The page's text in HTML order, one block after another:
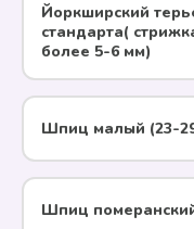
Йоркширский
стандарта(
более 5-6 мм)
Шпиц малый (23-
Шпиц